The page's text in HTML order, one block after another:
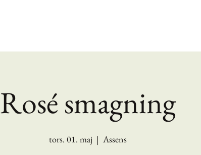
Rosé smagning
tors. 01. maj
  |
Assens